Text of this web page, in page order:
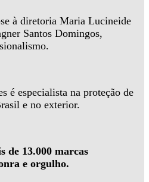
à diretoria Maria Lucineide
Santos Domingos,
é especialista na proteção de
e no exterior.
de 13.000 marcas
e orgulho.